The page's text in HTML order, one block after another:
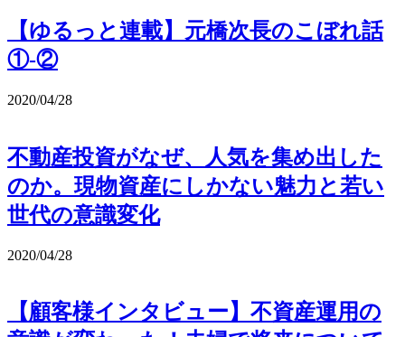
【ゆるっと連載】元橋次長のこぼれ話
①-②
2020/04/28
不動産投資がなぜ、人気を集め出した
のか。現物資産にしかない魅力と若い
世代の意識変化
2020/04/28
【顧客様インタビュー】不資産運用の